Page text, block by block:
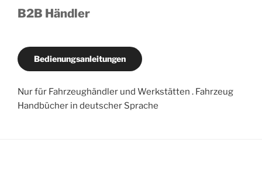
B2B Händler
Bedienungsanleitungen
Nur für Fahrzeughändler und Werkstätten . Fahrzeug
Handbücher in deutscher Sprache